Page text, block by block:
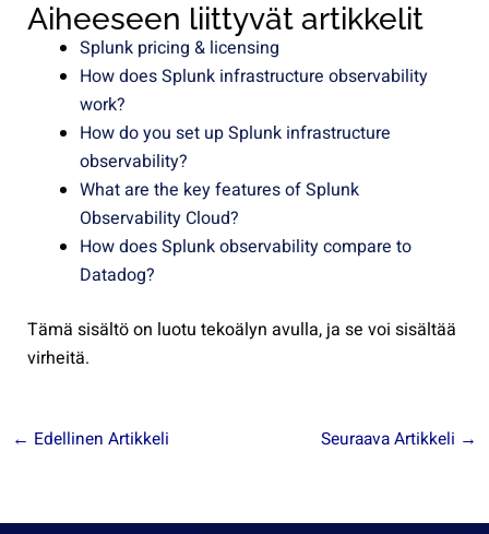
Aiheeseen liittyvät artikkelit
Splunk pricing & licensing
How does Splunk infrastructure observability
work?
How do you set up Splunk infrastructure
observability?
What are the key features of Splunk
Observability Cloud?
How does Splunk observability compare to
Datadog?
Tämä sisältö on luotu tekoälyn avulla, ja se voi sisältää
virheitä.
← Edellinen Artikkeli Seuraava Artikkeli →